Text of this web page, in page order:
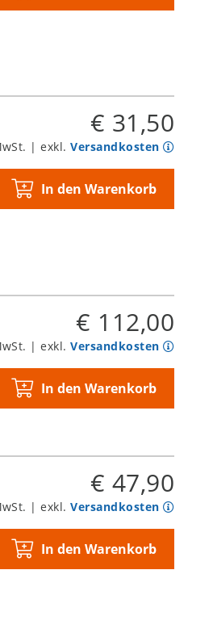
€ 31,50
| exkl.Versandkosten
In den Warenkorb
€ 112,00
| exkl.Versandkosten
In den Warenkorb
€ 47,90
| exkl.Versandkosten
In den Warenkorb